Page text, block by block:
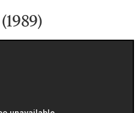
(1989)